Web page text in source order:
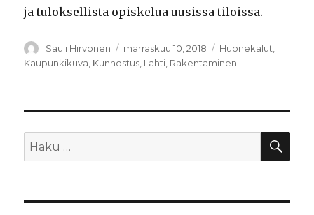
ja tuloksellista opiskelua uusissa tiloissa.
Kirjoittaja
Sauli Hirvonen Julkaistu
marraskuu 10, 2018 Kategoriat
Huonekalut
Kaupunkikuva Kunnostus Lahti Rakentaminen
Etsi: